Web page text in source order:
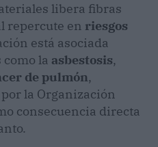
libera fibras
repercute en riesgos
está asociada
la asbestosis,
de pulmón,
la Organización
consecuencia directa